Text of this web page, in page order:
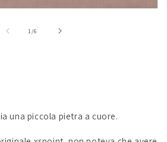
1 /
su6
una piccola pietra a cuore.